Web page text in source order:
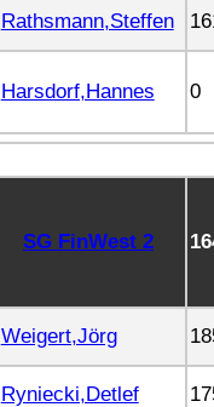
Rathsmann,Steffen
Harsdorf,Hannes 0
SG FinWest 2
Weigert,Jörg
Ryniecki,Detlef